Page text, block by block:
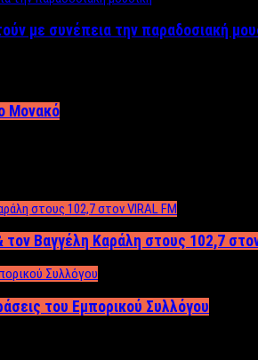
με συνέπεια την παραδοσιακή
Μονακό
Βαγγέλη Καράλη στους 102,7
του Εμπορικού Συλλόγου